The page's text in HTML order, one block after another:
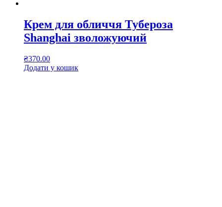
Крем для обличчя Тубероза
Shanghai зволожуючий
₴370.00
Додати у кошик